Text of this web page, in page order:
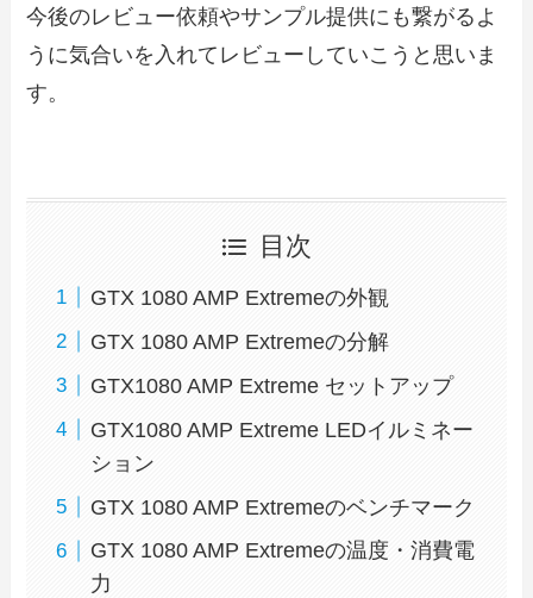
今後のレビュー依頼やサンプル提供にも繋がるよ
うに気合いを入れてレビューしていこうと思いま
す。
目次
GTX 1080 AMP Extremeの外観
GTX 1080 AMP Extremeの分解
GTX1080 AMP Extreme セットアップ
GTX1080 AMP Extreme LEDイルミネー
ション
GTX 1080 AMP Extremeのベンチマーク
GTX 1080 AMP Extremeの温度・消費電
力